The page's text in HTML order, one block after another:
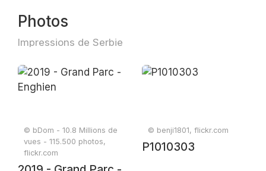
Photos
Impressions de Serbie
© bDom - 10.8 Millions de
vues - 115.500 photos,
flickr.com
© benji1801, flickr.com
P1010303